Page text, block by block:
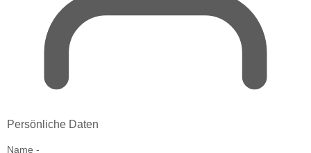
Persönliche Daten
Name -